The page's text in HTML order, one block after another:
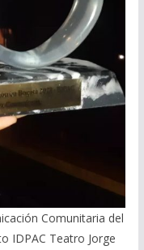
Comunitaria del
IDPAC Teatro Jorge